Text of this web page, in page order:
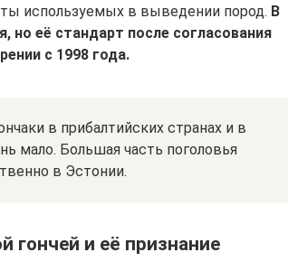
используемых в выведении пород. В
но её стандарт после согласования
с 1998 года.
в прибалтийских странах и в
мало. Большая часть поголовья
в Эстонии.
гончей и её признание